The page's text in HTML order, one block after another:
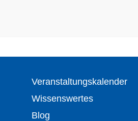
Veranstaltungskalender
Wissenswertes
Blog